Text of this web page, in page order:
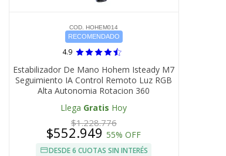
COD. HOHEM014
RECOMENDADO
4.9
Estabilizador De Mano Hohem Isteady M7
Seguimiento IA Control Remoto Luz RGB
Alta Autonomia Rotacion 360
Llega Gratis Hoy
$1.228.776
$552.94955% OFF
DESDE 6 CUOTAS SIN INTERÉS